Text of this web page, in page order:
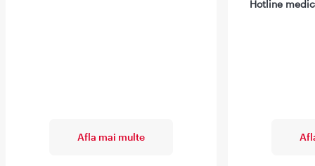
Afla mai multe
Hotline